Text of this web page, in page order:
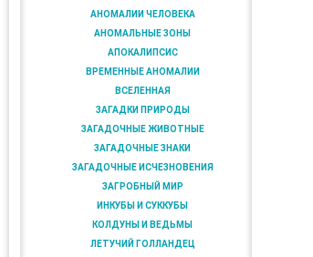
АНОМАЛИИ ЧЕЛОВЕКА
АНОМАЛЬНЫЕ ЗОНЫ
АПОКАЛИПСИС
ВРЕМЕННЫЕ АНОМАЛИИ
ВСЕЛЕННАЯ
ЗАГАДКИ ПРИРОДЫ
ЗАГАДОЧНЫЕ ЖИВОТНЫЕ
ЗАГАДОЧНЫЕ ЗНАКИ
ЗАГАДОЧНЫЕ ИСЧЕЗНОВЕНИЯ
ЗАГРОБНЫЙ МИР
ИНКУБЫ И СУККУБЫ
КОЛДУНЫ И ВЕДЬМЫ
ЛЕТУЧИЙ ГОЛЛАНДЕЦ